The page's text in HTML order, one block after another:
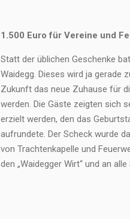
1.500 Euro für Vereine und
Statt der üblichen Geschenke
Waidegg. Dieses wird ja gerade
Zukunft das neue Zuhause für
werden. Die Gäste zeigten sich
erzielt werden, den das
aufrundete. Der Scheck wurde
von Trachtenkapelle und
den „Waidegger Wirt“ und an